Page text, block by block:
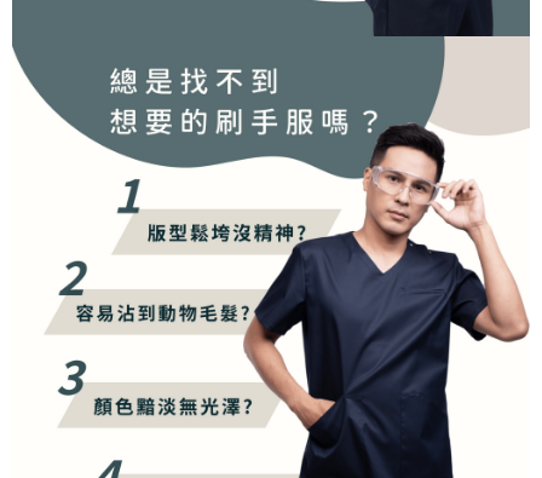
４．使用「AFTEE先享後付」時，將依據個別帳號之用戶狀況，依本公司即
時審查核予不同之上限額度；若仍有額度不足之情形，本公司將視審查結果
請求用戶進行身份認證。
５．嚴禁一人註冊多個帳號或使用他人資訊註冊。若發現惡意使用之情形，
恩沛科技股份有限公司將有權停止該用戶之使用額度並採取法律行動。
查看運費